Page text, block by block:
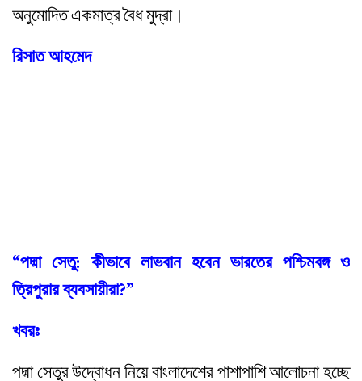
অনুমোদিত একমাত্র বৈধ মুদ্রা।
রিসাত আহমেদ
“পদ্মা সেতু: কীভাবে লাভবান হবেন ভারতের পশ্চিমবঙ্গ ও
ত্রিপুরার ব্যবসায়ীরা?”
খবরঃ
পদ্মা সেতুর উদ্বোধন নিয়ে বাংলাদেশের পাশাপাশি আলোচনা হচ্ছে